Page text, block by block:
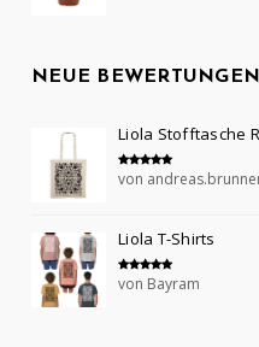
NEUE BEWERTUNGEN
Liola Stofftasche
Bewertet mit
von
Liola T-Shirts
Bewertet mit
von Bayram